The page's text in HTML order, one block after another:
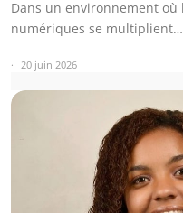
Dans un environnement où
numériques se multiplient…
20 juin 2026